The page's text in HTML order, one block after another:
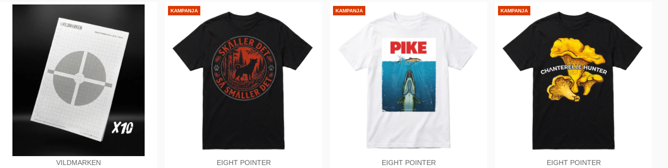
VILDMARKEN
KAMPANJA
EIGHT POINTER
KAMPANJA
EIGHT POINTER
KAMPANJA
EIGHT POINTER